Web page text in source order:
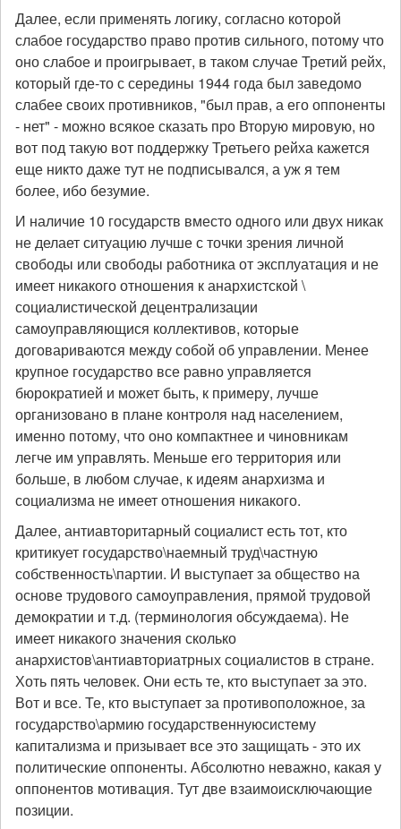
Далее, если применять логику, согласно которой
слабое государство право против сильного, потому что
оно слабое и проигрывает, в таком случае Третий рейх,
который где-то с середины 1944 года был заведомо
слабее своих противников, "был прав, а его оппоненты
- нет" - можно всякое сказать про Вторую мировую, но
вот под такую вот поддержку Третьего рейха кажется
еще никто даже тут не подписывался, а уж я тем
более, ибо безумие.
И наличие 10 государств вместо одного или двух никак
не делает ситуацию лучше с точки зрения личной
свободы или свободы работника от эксплуатация и не
имеет никакого отношения к анархистской \
социалистической децентрализации
самоуправляющися коллективов, которые
договариваются между собой об управлении. Менее
крупное государство все равно управляется
бюрократией и может быть, к примеру, лучше
организовано в плане контроля над населением,
именно потому, что оно компактнее и чиновникам
легче им управлять. Меньше его территория или
больше, в любом случае, к идеям анархизма и
социализма не имеет отношения никакого.
Далее, антиавторитарный социалист есть тот, кто
критикует государство\наемный труд\частную
собственность\партии. И выступает за общество на
основе трудового самоуправления, прямой трудовой
демократии и т.д. (терминология обсуждаема). Не
имеет никакого значения сколько
анархистов\антиавториатрных социалистов в стране.
Хоть пять человек. Они есть те, кто выступает за это.
Вот и все. Те, кто выступает за противоположное, за
государство\армию государственнуюсистему
капитализма и призывает все это защищать - это их
политические оппоненты. Абсолютно неважно, какая у
оппонентов мотивация. Тут две взаимоисключающие
позиции.